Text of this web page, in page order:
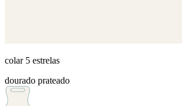
colar 5 estrelas
dourado prateado